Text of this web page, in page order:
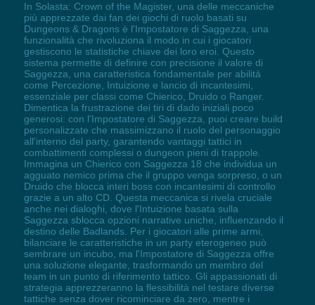
In Solasta: Crown of the Magister, una delle meccaniche
più apprezzate dai fan dei giochi di ruolo basati su
Dungeons & Dragons è l'Impostatore di Saggezza, una
funzionalità che rivoluziona il modo in cui i giocatori
gestiscono le statistiche chiave dei loro eroi. Questo
sistema permette di definire con precisione il valore di
Saggezza, una caratteristica fondamentale per abilità
come Percezione, Intuizione e lancio di incantesimi,
essenziale per classi come Chierico, Druido o Ranger.
Dimentica la frustrazione dei tiri di dado iniziali poco
generosi: con l'Impostatore di Saggezza, puoi creare build
personalizzate che massimizzano il ruolo del personaggio
all'interno del party, garantendo vantaggi tattici in
combattimenti complessi o dungeon pieni di trappole.
Immagina un Chierico con Saggezza 18 che individua un
agguato nemico prima che il gruppo venga sorpreso, o un
Druido che blocca interi boss con incantesimi di controllo
grazie a un alto CD. Questa meccanica si rivela cruciale
anche nei dialoghi, dove l'Intuizione basata sulla
Saggezza sblocca opzioni narrative uniche, influenzando il
destino delle Badlands. Per i giocatori alle prime armi,
bilanciare le caratteristiche in un party eterogeneo può
sembrare un incubo, ma l'Impostatore di Saggezza offre
una soluzione elegante, trasformando un membro del
team in un punto di riferimento tattico. Gli appassionati di
strategia apprezzeranno la flessibilità nel testare diverse
tattiche senza dover ricominciare da zero, mentre i